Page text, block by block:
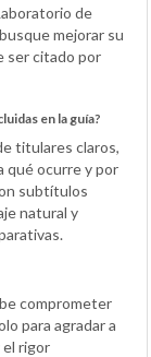
de
mejorar su
ser citado por
en la guía?
titulares claros,
qué ocurre y por
subtítulos
natural y
comprometer
para agradar a
el rigor